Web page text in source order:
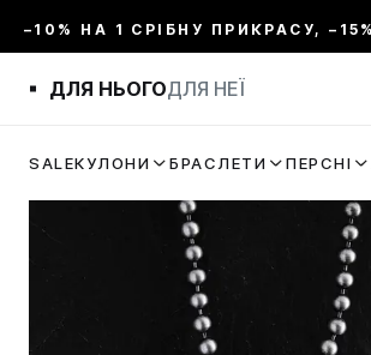
–10% НА 1 СРІБНУ ПРИКРАСУ,
ДЛЯ НЬОГОДЛЯ НЕЇ
SALEКУЛОНИ БРАСЛЕТИ ПЕРСНІ